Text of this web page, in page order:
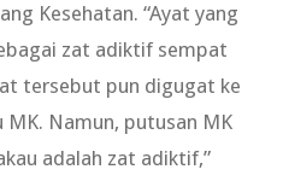
Kesehatan. “Ayat yang
zat adiktif sempat
tersebut pun digugat ke
Namun, putusan MK
adalah zat adiktif,”